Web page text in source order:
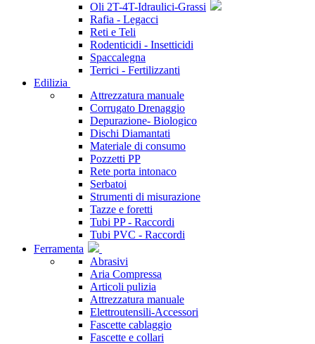
Oli 2T-4T-Idraulici-Grassi
Rafia - Legacci
Reti e Teli
Rodenticidi - Insetticidi
Spaccalegna
Terrici - Fertilizzanti
Edilizia
Attrezzatura manuale
Corrugato Drenaggio
Depurazione- Biologico
Dischi Diamantati
Materiale di consumo
Pozzetti PP
Rete porta intonaco
Serbatoi
Strumenti di misurazione
Tazze e foretti
Tubi PP - Raccordi
Tubi PVC - Raccordi
Ferramenta
Abrasivi
Aria Compressa
Articoli pulizia
Attrezzatura manuale
Elettroutensili-Accessori
Fascette cablaggio
Fascette e collari